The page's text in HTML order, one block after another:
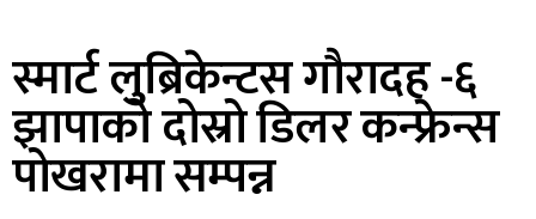
स्मार्ट लुब्रिकेन्टस गौरादह -६
झापाको दोस्रो डिलर कन्फ्रेन्स
पोखरामा सम्पन्न